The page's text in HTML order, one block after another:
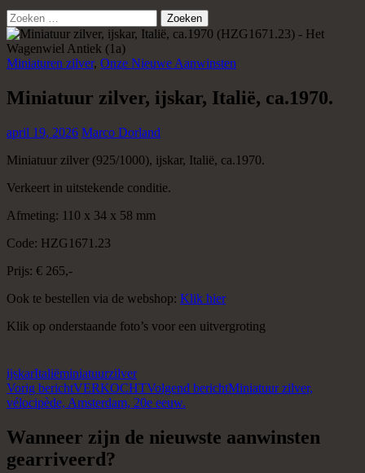
Zoeken
naar:
Miniaturen zilver, Onze Nieuwe Aanwinsten
Miniatuur zilver, ijskar, Italië, ca.1970.
april 19, 2026 Marco Dorland
Miniatuur zilver (925/1000), ijskar, Italië, ca.1970.
Verkeert in uitstekende conditie.
Afmeting: 110 x 34 x 58 mm
Code: HZG1671.23
Prijs: € 265,-
Ook te bestellen via de webshop: Klik hier
Klik op onderstaande foto’s voor een uitvergroting
ijskarItaliëminiatuurzilver
Berichtnavigatie
Vorig berichtVERKOCHTVolgend berichtMiniatuur zilver,
vélocipède, Amsterdam, 20e eeuw.
Wanneer zijn de nieuwste aanwinsten
gearriveerd?